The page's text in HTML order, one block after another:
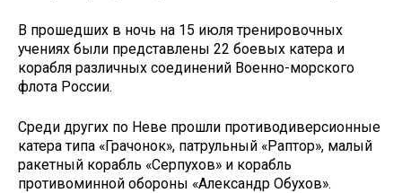
В прошедших в ночь на 15 июля тренировочных
учениях были представлены 22 боевых катера и
корабля различных соединений Военно-морского
флота России.
Среди других по Неве прошли противодиверсионные
катера типа «Грачонок», патрульный «Раптор», малый
ракетный корабль «Серпухов» и корабль
противоминной обороны «Александр Обухов».